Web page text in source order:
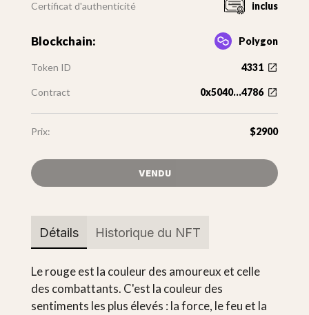
Certificat d'authenticité inclus
Blockchain: Polygon
Token ID 4331
Contract 0x5040...4786
Prix: $2900
VENDU
Détails Historique du NFT
Le rouge est la couleur des amoureux et celle
des combattants. C'est la couleur des
sentiments les plus élevés : la force, le feu et la